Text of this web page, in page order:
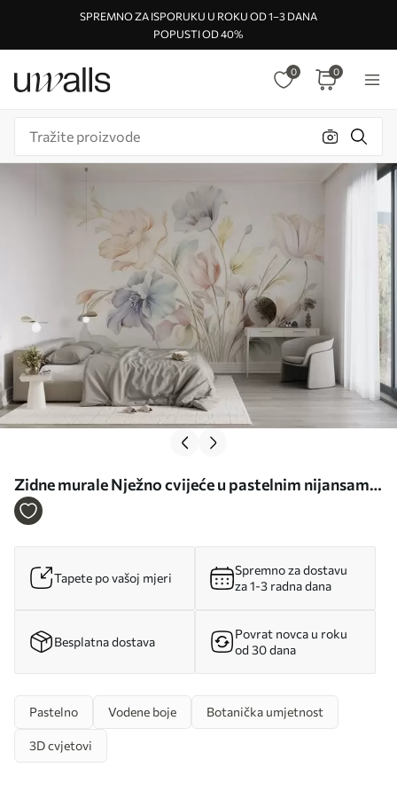
SPREMNO ZA ISPORUKU U ROKU OD 1–3 DANA
POPUSTI OD 40%
0 0
Zidne murale Nježno cvijeće u pastelnim nijansama
ružičaste, plave i žute sa zelenim lišćem, svijetla
Tapete po vašoj mjeri
Spremno za dostavu
za 1-3 radna dana
Besplatna dostava
Povrat novca u roku
od 30 dana
Pastelno Vodene boje Botanička umjetnost
3D cvjetovi